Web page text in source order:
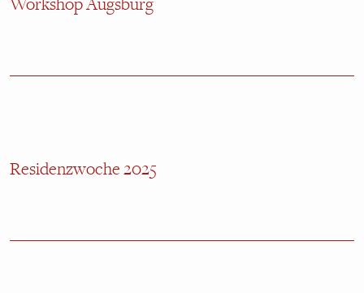
Workshop Augsburg
Residenzwoche 2025